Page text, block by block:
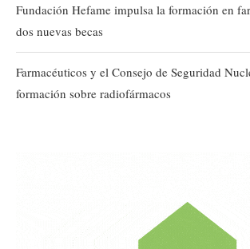
Fundación Hefame impulsa la formación en
dos nuevas becas
Farmacéuticos y el Consejo de Seguridad
formación sobre radiofármacos